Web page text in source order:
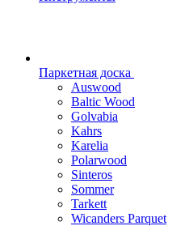
Паркетная доска
Auswood
Baltic Wood
Golvabia
Kahrs
Karelia
Polarwood
Sinteros
Sommer
Tarkett
Wicanders Parquet